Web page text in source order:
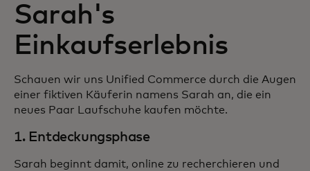
Sarah's
Einkaufserlebnis
Schauen wir uns Unified Commerce durch die Augen
einer fiktiven Käuferin namens Sarah an, die ein
neues Paar Laufschuhe kaufen möchte.
1. Entdeckungsphase
Sarah beginnt damit, online zu recherchieren und